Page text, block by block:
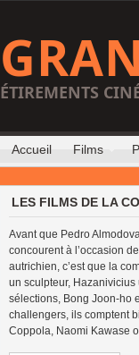
ÉTIREMENTS
Accueil Films
LES FILMS DE LA
Avant que Pedro
concourent à l’occasion
autrichien, c’est que la
un sculpteur, Hazanivicius
sélections, Bong Joon-ho
challengers, ils comptent
Coppola, Naomi Kawase